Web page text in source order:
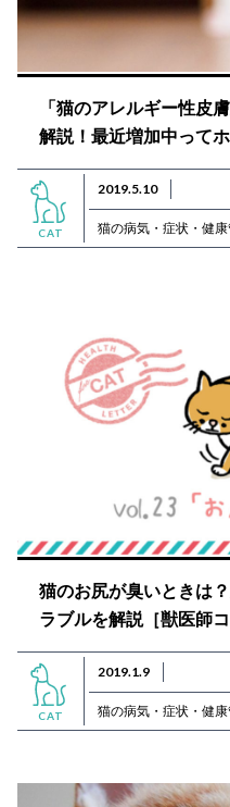
「猫のアレルギー性皮
解説！最近増加中って
CAT
2019.5.10
猫の病気・症状・健康
猫のお尻が臭いときは
ラブルを解説［獣医師コ
CAT
2019.1.9
猫の病気・症状・健康